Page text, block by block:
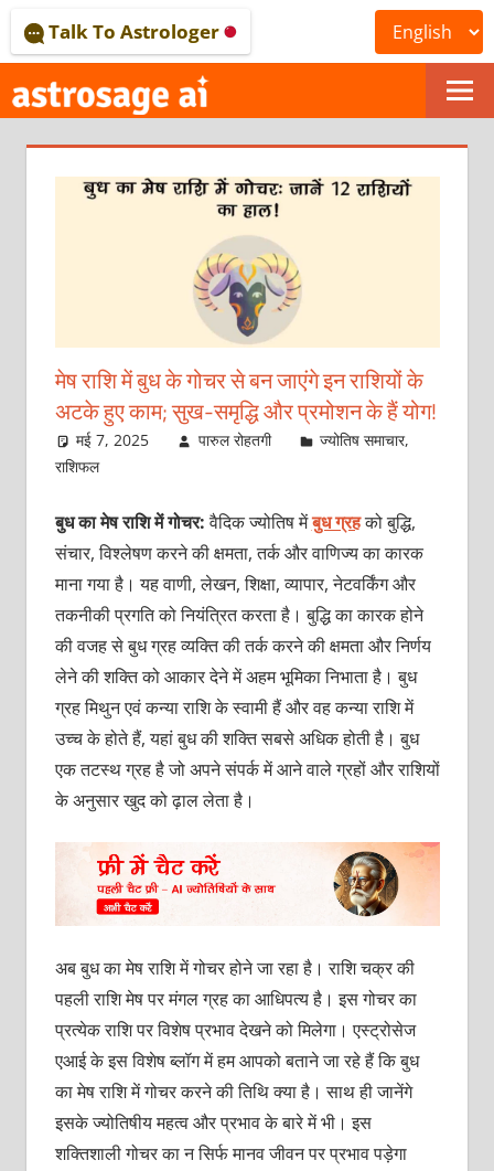
to
content
ONLINE
ASTROLOGICAL
JOURNAL
–
ASTROSAGE
MAGAZINE
Talk To Astrologer
मेष राशि में बुध के गोचर से बन जाएंगे इन राशियों के
अटके हुए काम; सुख-समृद्धि और प्रमोशन के हैं योग!
मई 7, 2025 पारुल रोहतगी ज्योतिष समाचार,
राशिफल
बुध का मेष राशि में गोचर:वैदिक ज्‍योतिष मेंबुध ग्रहको बुद्धि,
संचार, विश्‍लेषण करने की क्षमता, तर्क और वाणिज्‍य का कारक
माना गया है। यह वाणी, लेखन, शिक्षा, व्‍यापार, नेटवर्किंग और
तकनीकी प्रगति को नियंत्रित करता है। बुद्धि का कारक होने
की वजह से बुध ग्रह व्‍यक्‍ति की तर्क करने की क्षमता और निर्णय
लेने की शक्‍ति को आकार देने में अहम भूमिका निभाता है। बुध
ग्रह मिथुन एवं कन्‍या राशि के स्‍वामी हैं और वह कन्‍या राशि में
उच्‍च के होते हैं, यहां बुध की शक्‍ति सबसे अधिक होती है। बुध
एक तटस्‍थ ग्रह है जो अपने संपर्क में आने वाले ग्रहों और राशियों
के अनुसार खुद को ढ़ाल लेता है।
अब बुध का मेष राशि में गोचर होने जा रहा है। रा‍शि चक्र की
पहली राशि मेष पर मंगल ग्रह का आधिपत्‍य है। इस गोचर का
प्रत्‍येक राशि पर विशेष प्रभाव देखने को मिलेगा। एस्‍ट्रोसेज
एआई के इस विशेष ब्‍लॉग में हम आपको बताने जा रहे हैं कि बुध
का मेष राशि में गोचर करने की तिथि क्‍या है। साथ ही जानेंगे
इसके ज्‍योतिषीय महत्‍व और प्रभाव के बारे में भी। इस
शक्‍तिशाली गोचर का न सिर्फ मानव जीवन पर प्रभाव पड़ेगा